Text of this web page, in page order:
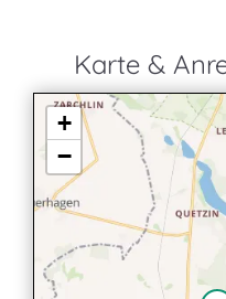
Karte &
+
−